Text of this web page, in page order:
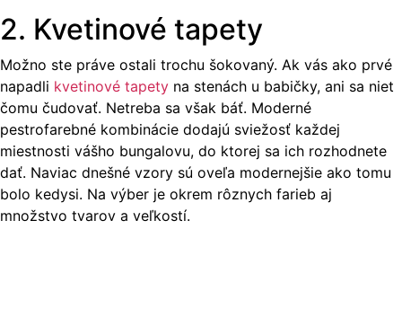
2. Kvetinové tapety
Možno ste práve ostali trochu šokovaný. Ak vás ako prvé
napadli kvetinové tapety na stenách u babičky, ani sa niet
čomu čudovať. Netreba sa však báť. Moderné
pestrofarebné kombinácie dodajú sviežosť každej
miestnosti vášho bungalovu, do ktorej sa ich rozhodnete
dať. Naviac dnešné vzory sú oveľa modernejšie ako tomu
bolo kedysi. Na výber je okrem rôznych farieb aj
množstvo tvarov a veľkostí.